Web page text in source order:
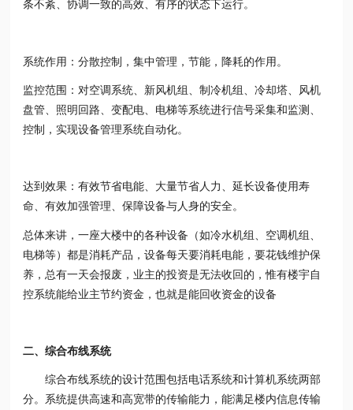
条不紊、协调一致的高效、有序的状态下运行。
系统作用：分散控制，集中管理，节能，降耗的作用。
监控范围：对空调系统、新风机组、制冷机组、冷却塔、风机
盘管、照明回路、变配电、电梯等系统进行信号采集和监测、
控制，实现设备管理系统自动化。
达到效果：有效节省电能、大量节省人力、延长设备使用寿
命、有效加强管理、保障设备与人身的安全。
总体来讲，一座大楼中的各种设备（如冷水机组、空调机组、
电梯等）都是消耗产品，设备每天要消耗电能，要花钱维护保
养，总有一天会报废，业主的投资是无法收回的，惟有楼宇自
控系统能给业主节约资金，也就是能回收资金的设备
二、综合布线系统
综合布线系统的设计范围包括电话系统和计算机系统两部
分。系统提供高速和高宽带的传输能力，能满足楼内信息传输